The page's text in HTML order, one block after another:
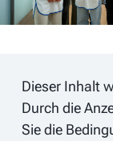
Dieser Inhalt
Durch die
Sie die